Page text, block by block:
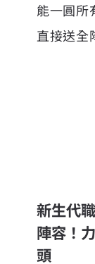
能一圓所
直接送全
新生代
陣容！
頭